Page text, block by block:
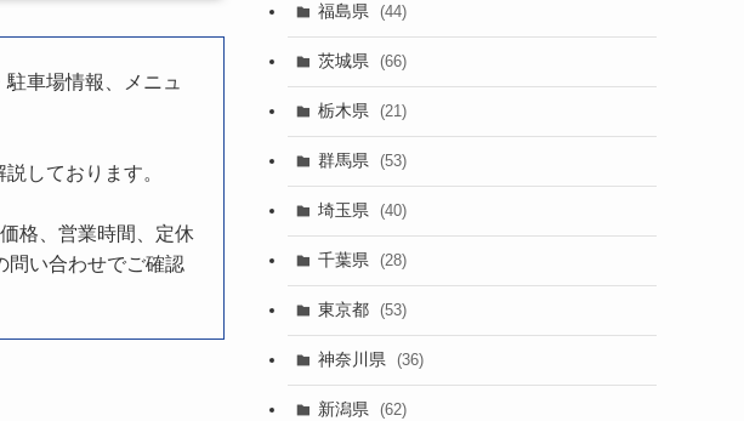
車場情報、メニュ
しております。
格、営業時間、定休
問い合わせでご確認
福島県 (44)
茨城県 (66)
栃木県 (21)
群馬県 (53)
埼玉県 (40)
千葉県 (28)
東京都 (53)
神奈川県 (36)
新潟県 (62)